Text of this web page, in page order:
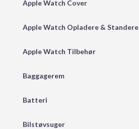
Apple Watch Cover
Apple Watch Opladere & Standere
Apple Watch Tilbehør
Baggagerem
Batteri
Bilstøvsuger